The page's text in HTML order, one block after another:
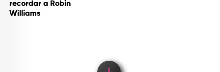
recordar a Robin
Williams